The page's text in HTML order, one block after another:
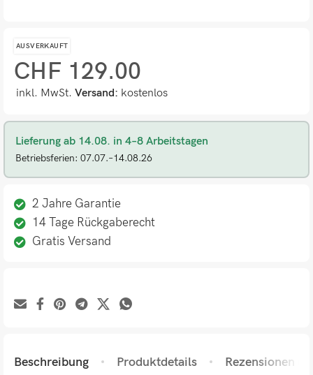
AUSVERKAUFT
CHF 129.00
inkl. MwSt. Versand: kostenlos
Lieferung ab 14.08. in 4–8 Arbeitstagen
Betriebsferien: 07.07.–14.08.26
2 Jahre Garantie
14 Tage Rückgaberecht
Gratis Versand
Beschreibung Produktdetails Rezensionen (0)